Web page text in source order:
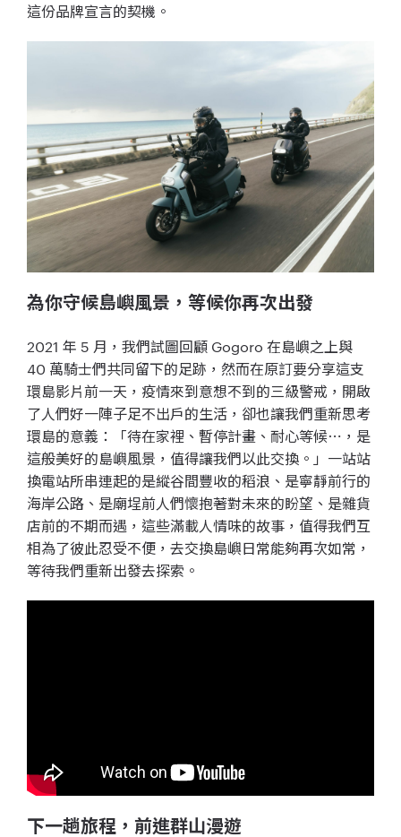
這份品牌宣言的契機。
為你守候島嶼風景，等候你再次出發
2021 年 5 月，我們試圖回顧 Gogoro 在島嶼之上與
40 萬騎士們共同留下的足跡，然而在原訂要分享這支
環島影片前一天，疫情來到意想不到的三級警戒，開啟
了人們好一陣子足不出戶的生活，卻也讓我們重新思考
環島的意義：「待在家裡、暫停計畫、耐心等候⋯，是
這般美好的島嶼風景，值得讓我們以此交換。」一站站
換電站所串連起的是縱谷間豐收的稻浪、是寧靜前行的
海岸公路、是廟埕前人們懷抱著對未來的盼望、是雜貨
店前的不期而遇，這些滿載人情味的故事，值得我們互
相為了彼此忍受不便，去交換島嶼日常能夠再次如常，
等待我們重新出發去探索。
下一趟旅程，前進群山漫遊